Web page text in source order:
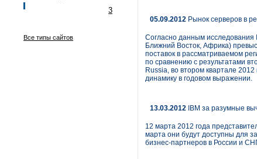
3
Все типы сайтов
05.09.2012 Рынок серверов в
Согласно данным исследования
Ближний Восток, Африка)
поставок в рассматриваемом
по сравнению с результатами
Russia, во втором квартале
динамику в годовом выражении.
13.03.2012 IBM за разумные
12 марта 2012 года
марта они будут доступны для
бизнес-партнеров в России и